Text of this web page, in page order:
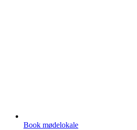
Book mødelokale